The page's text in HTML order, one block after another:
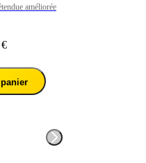
améliorée